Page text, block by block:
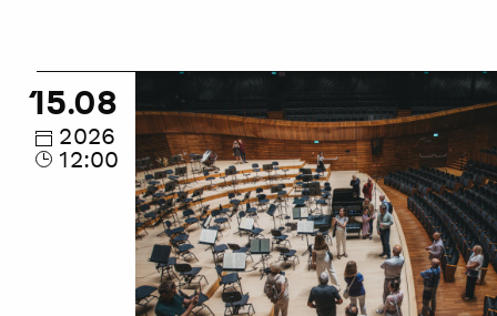
Wakacyjne
zwiedzanie
zakamarków
NOSPR
15.08
2026
12:00